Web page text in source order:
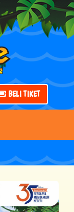
BELI TIKET